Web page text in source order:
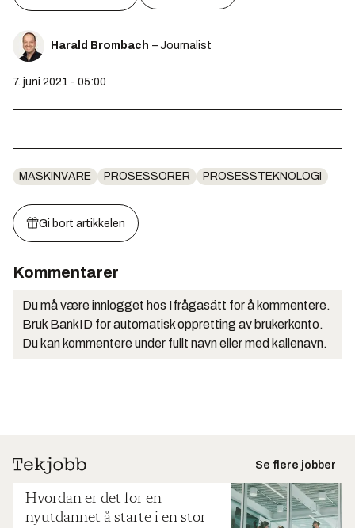
Harald Brombach – Journalist
7. juni 2021 - 05:00
MASKINVARE PROSESSORER PROSESSTEKNOLOGI
Gi bort artikkelen
Kommentarer
Du må være innlogget hos Ifrågasätt for å kommentere.
Bruk BankID for automatisk oppretting av brukerkonto.
Du kan kommentere under fullt navn eller med kallenavn.
Se flere jobber
Hvordan er det for en
nyutdannet å starte i en stor